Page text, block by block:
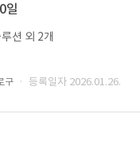
일
션 외 2개
구 · 등록일자 2026.01.26.